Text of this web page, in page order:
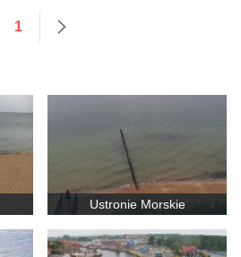
1
Ustronie Morskie